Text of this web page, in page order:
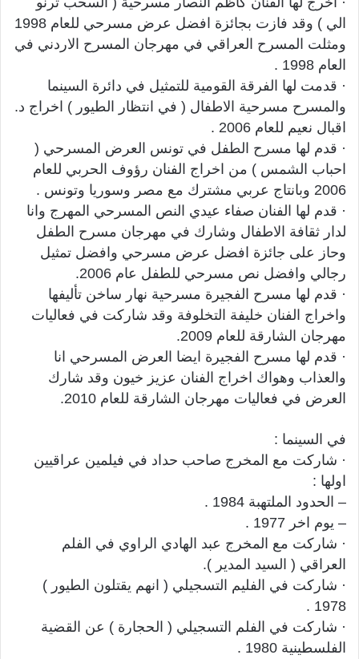
الي ) وقد فازت بجائزة افضل عرض مسرحي للعام 1998
ومثلت المسرح العراقي في مهرجان المسرح الاردني في
العام 1998 .
· قدمت لها الفرقة القومية للتمثيل في دائرة السينما
والمسرح مسرحية الاطفال ( في انتظار الطيور ) اخراج د.
اقبال نعيم للعام 2006 .
· قدم لها مسرح الطفل في تونس العرض المسرحي (
احباب الشمس ) من اخراج الفنان رؤوف الحربي للعام
2006 وبانتاج عربي مشترك مع مصر وسوريا وتونس .
· قدم لها الفنان صفاء عيدي النص المسرحي المهرج وانا
لدار ثقافة الاطفال وشارك في مهرجان مسرح الطفل
وحاز على جائزة افضل عرض مسرحي وافضل تمثيل
رجالي وافضل نص مسرحي للطفل عام 2006.
· قدم لها مسرح الفجيرة مسرحية نهار ساخن تأليفها
واخراج الفنان خليفة التخلوفة وقد شاركت في فعاليات
مهرجان الشارقة للعام 2009.
· قدم لها مسرح الفجيرة ايضا العرض المسرحي انا
والعذاب وهواك اخراج الفنان عزيز خيون وقد شارك
العرض في فعاليات مهرجان الشارقة للعام 2010.
في السينما :
· شاركت مع المخرج صاحب حداد في فيلمين عراقيين
اولها :
– الحدود الملتهبة 1984 .
– يوم اخر 1977 .
· شاركت مع المخرج عبد الهادي الراوي في الفلم
العراقي ( السيد المدير ).
· شاركت في الفليم التسجيلي ( انهم يقتلون الطيور )
1978 .
· شاركت في الفلم التسجيلي ( الحجارة ) عن القضية
الفلسطينية 1980 .